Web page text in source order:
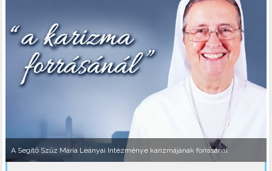
A Segítő Szűz Mária Leányai Intézménye karizmájának forrásánál